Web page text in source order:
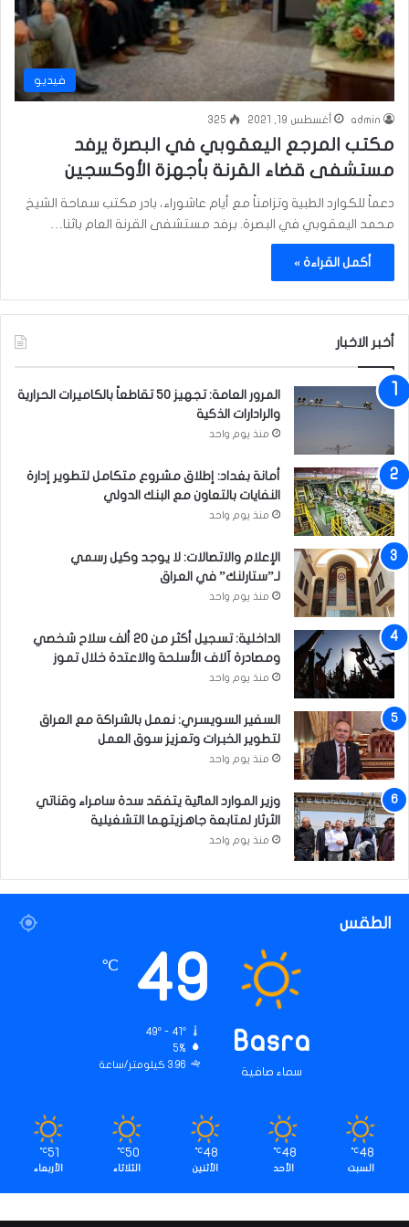
فيديو
admin أغسطس 19, 2021 325
مكتب المرجع اليعقوبي في البصرة يرفد
مستشفى قضاء القرنة بأجهزة الأوكسجين
دعماً للكوارد الطبية وتزامناً مع أيام عاشوراء، بادر مكتب سماحة الشيخ
محمد اليعقوبي في البصرة. برفد مستشفى القرنة العام باثنا…
أكمل القراءة »
أخبر الاخبار
المرور العامة: تجهيز 50 تقاطعاً بالكاميرات الحرارية
والرادارات الذكية
منذ يوم واحد
أمانة بغداد: إطلاق مشروع متكامل لتطوير إدارة
النفايات بالتعاون مع البنك الدولي
منذ يوم واحد
الإعلام والاتصالات: لا يوجد وكيل رسمي
لـ”ستارلنك” في العراق
منذ يوم واحد
الداخلية: تسجيل أكثر من 20 ألف سلاح شخصي
ومصادرة آلاف الأسلحة والاعتدة خلال تموز
منذ يوم واحد
السفير السويسري: نعمل بالشراكة مع العراق
لتطوير الخبرات وتعزيز سوق العمل
منذ يوم واحد
وزير الموارد المائية يتفقد سدة سامراء وقناتي
الثرثار لمتابعة جاهزيتهما التشغيلية
منذ يوم واحد
الطقس
Basra
سماء صافية
49
℃
49º - 41º
5%
3.96 كيلومتر/ساعة
48
℃
السبت
48
℃
الأحد
48
℃
الأثنين
50
℃
الثلاثاء
51
℃
الأربعاء